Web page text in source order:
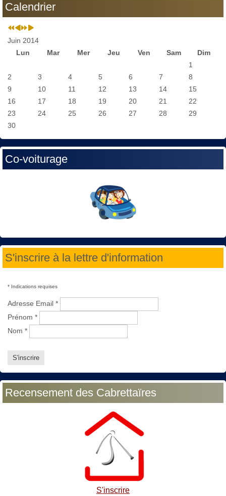
Calendrier
Juin 2014
Lun
Mar Mer Jeu Ven Sam
Dim
1
2
3 4 5 6 7
8
9
10 11 12 13 14
15
16
17 18 19 20 21
22
23
24 25 26 27 28
29
30
Co-voiturage
S'inscrire à la lettre d'information
* Indications requises
Adresse Email *
Prénom *
Nom *
Recensement des Cabrettaïres
S'inscrire